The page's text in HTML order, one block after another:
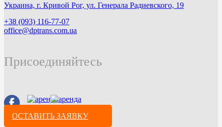
Украина, г. Кривой Рог, ул. Генерала Радиевского, 19
+38 (093) 116-77-07
office@dptrans.com.ua
Присоединяйтесь
ОСТАВИТЬ ЗАЯВКУ